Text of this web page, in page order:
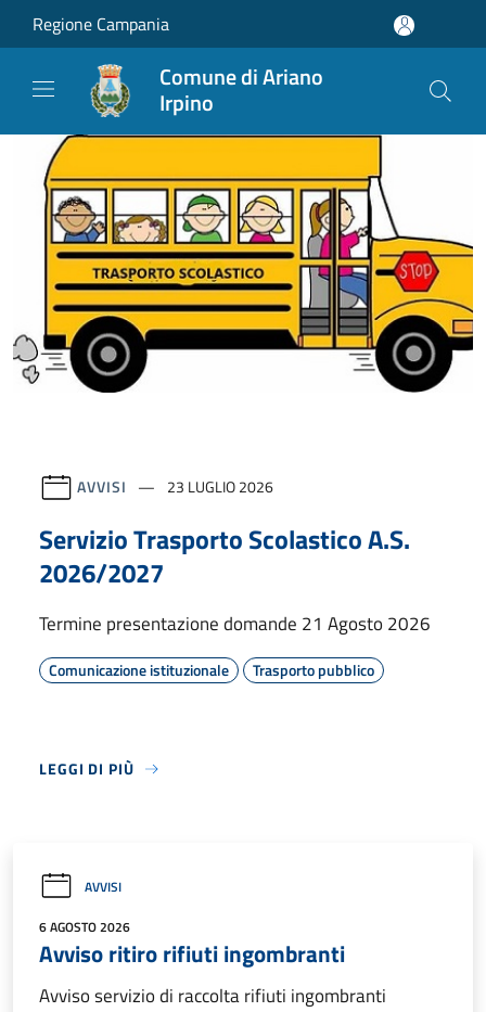
Salta al contenuto principale
Regione Campania
Comune di Ariano
Irpino
AVVISI 23 LUGLIO 2026
Servizio Trasporto Scolastico A.S.
2026/2027
Termine presentazione domande 21 Agosto 2026
Comunicazione istituzionale Trasporto pubblico
LEGGI DI PIÙ
AVVISI
6 AGOSTO 2026
Avviso ritiro rifiuti ingombranti
Avviso servizio di raccolta rifiuti ingombranti